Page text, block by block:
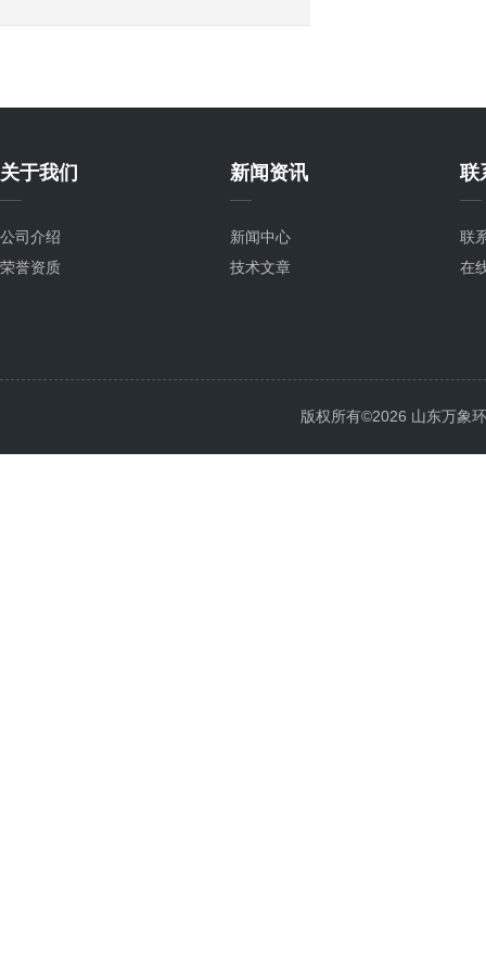
关于我们
公司介绍
荣誉资质
新闻资讯
新闻中心
技术文章
联
联
在
版权所有©2026 山东万象